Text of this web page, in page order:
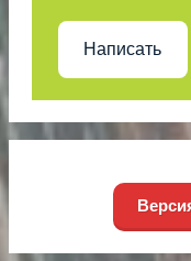
Написать